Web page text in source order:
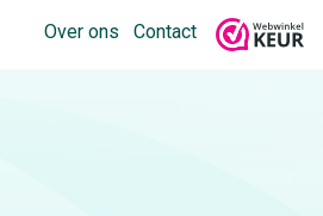
Over ons Contact